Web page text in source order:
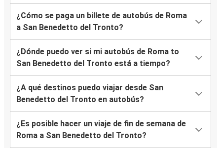
¿Cómo se paga un billete de autobús de Roma
a San Benedetto del Tronto?
¿Dónde puedo ver si mi autobús de Roma to
San Benedetto del Tronto está a tiempo?
¿A qué destinos puedo viajar desde San
Benedetto del Tronto en autobús?
¿Es posible hacer un viaje de fin de semana de
Roma a San Benedetto del Tronto?